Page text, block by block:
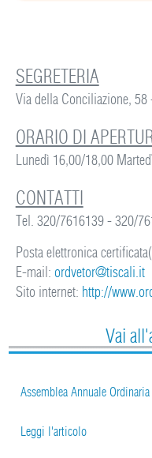
SEGRETERIA
Via della Conciliazione, 58
ORARIO DI
Lunedì 16,00/18,00
CONTATTI
Tel. 320/7616139 - 320/
Posta elettronica
E-mail: ordvetor@tiscali.it
Sito internet: http://
Vai
Assemblea Annuale
Leggi l'articolo